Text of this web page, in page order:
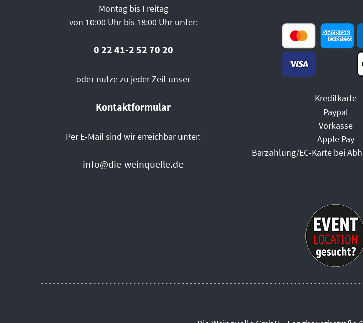
Montag bis Freitag
von 10:00 Uhr bis 18:00 Uhr unter:
0 22 41-2 52 70 20
oder nutze zu jeder Zeit unser
Kontaktformular
Per E-Mail sind wir erreichbar unter:
info@die-weinquelle.de
Kreditkarte
Paypal
Vorkasse
Apple Pay
Barzahlung/EC-Karte bei